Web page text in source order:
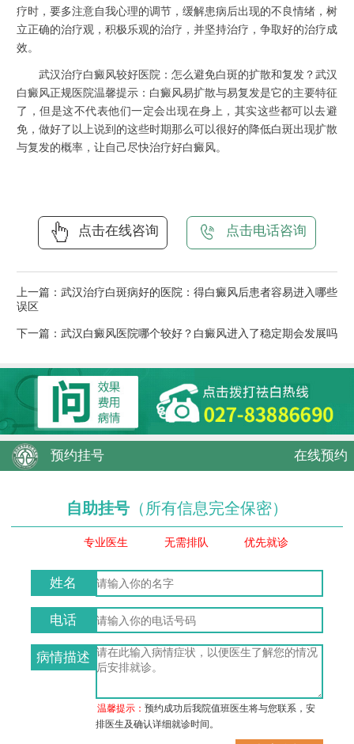
疗时，要多注意自我心理的调节，缓解患病后出现的不良情绪，树
立正确的治疗观，积极乐观的治疗，并坚持治疗，争取好的治疗成
效。
武汉治疗白癜风较好医院：怎么避免白斑的扩散和复发？武汉
白癜风正规医院温馨提示：白癜风易扩散与易复发是它的主要特征
了，但是这不代表他们一定会出现在身上，其实这些都可以去避
免，做好了以上说到的这些时期那么可以很好的降低白斑出现扩散
与复发的概率，让自己尽快治疗好白癜风。
点击在线咨询 点击电话咨询
上一篇： 武汉治疗白斑病好的医院：得白癜风后患者容易进入哪些
误区
下一篇： 武汉白癜风医院哪个较好？白癜风进入了稳定期会发展吗
预约挂号 在线预约
自助挂号 （所有信息完全保密）
专业医生 无需排队 优先就诊
姓名
电话
病情描述
温馨提示：预约成功后我院值班医生将与您联系，安
排医生及确认详细就诊时间。